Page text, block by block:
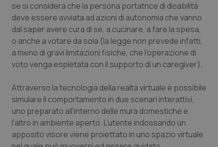
Tumore al seno
Tumore ovarico
Tumori del Polmone & Testa Collo
Tumori gastrointestinali
Ulcera & Reflusso
Vaccini
se si considera che la persona portatrice di disabilità
deve essere avviata ad azioni di autonomia che vanno
dal saper avere cura di se, a cucinare, a fare la spesa,
o anche a votare da sola (la legge non prevede infatti,
a meno di gravi limitazioni fisiche, che l’operazione di
voto venga espletata con il supporto di un caregiver).
Attraverso la tecnologia della realtà virtuale è possibile
simulare il comportamento in due scenari interattivi,
uno preparato all’interno delle mura domestiche e
l’altro in ambiente aperto. L’utente indossando un
apposito visore viene proiettato in uno spazio virtuale